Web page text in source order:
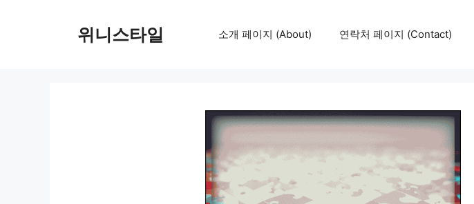
위니스타일 소개 페이지 (About) 연락처 페이지 (Contact)